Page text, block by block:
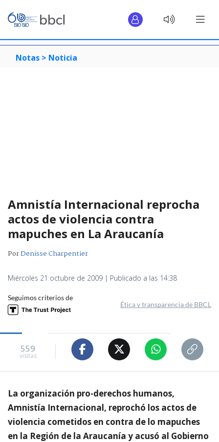
Notas > Noticia
Amnistía Internacional reprocha
actos de violencia contra
mapuches en La Araucanía
PorDenisse Charpentier
Miércoles 21 octubre de 2009 | Publicado a las 14:38
Seguimos criterios de
Ética y transparencia de BBCL
559
visitas
La organización pro-derechos humanos,
Amnistía Internacional, reprochó los actos de
violencia cometidos en contra de lo mapuches
en la Región de la Araucanía y acusó al Gobierno